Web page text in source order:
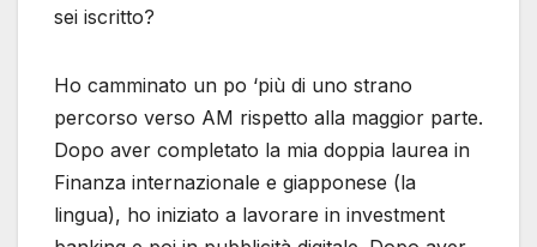
sei iscritto?
Ho camminato un po ‘più di uno strano
percorso verso AM rispetto alla maggior parte.
Dopo aver completato la mia doppia laurea in
Finanza internazionale e giapponese (la
lingua), ho iniziato a lavorare in investment